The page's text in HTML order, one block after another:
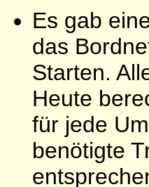
Es gab
das
Starten.
Heute
für jede
benötigte